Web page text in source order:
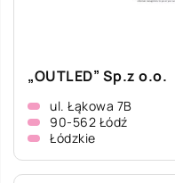
„OUTLED” Sp.z o.o.
ul. Łąkowa 7B
90-562 Łódź
Łódzkie